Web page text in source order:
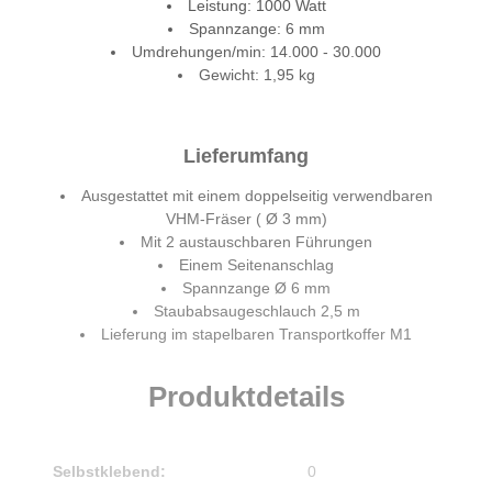
Leistung: 1000 Watt
Spannzange: 6 mm
Umdrehungen/min: 14.000 - 30.000
Gewicht: 1,95 kg
Lieferumfang
Ausgestattet mit einem doppelseitig verwendbaren
VHM-Fräser ( Ø 3 mm)
Mit 2 austauschbaren Führungen
Einem Seitenanschlag
Spannzange Ø 6 mm
Staubabsaugeschlauch 2,5 m
Lieferung im stapelbaren Transportkoffer M1
Produktdetails
Selbstklebend: 0